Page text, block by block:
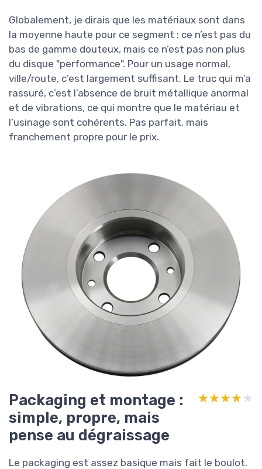
Globalement, je dirais que les matériaux sont dans
la moyenne haute pour ce segment : ce n’est pas du
bas de gamme douteux, mais ce n’est pas non plus
du disque "performance". Pour un usage normal,
ville/route, c’est largement suffisant. Le truc qui m’a
rassuré, c’est l’absence de bruit métallique anormal
et de vibrations, ce qui montre que le matériau et
l’usinage sont cohérents. Pas parfait, mais
franchement propre pour le prix.
Packaging et montage :
simple, propre, mais
pense au dégraissage
★★★★★
★★★★★
Le packaging est assez basique mais fait le boulot.